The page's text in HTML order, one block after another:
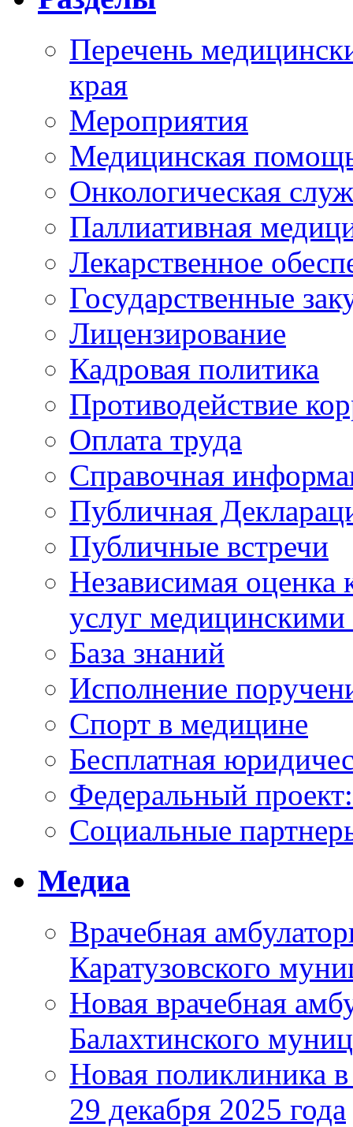
Перечень
края
Мероприятия
Медицинская
Онкологическая
Паллиативная
Лекарственное
Государственные
Лицензирование
Кадровая политика
Противодействие
Оплата труда
Справочная
Публичная
Публичные встречи
Независимая оценка
услуг
База знаний
Исполнение
Спорт в медицине
Бесплатная
Федеральный
Социальные
Медиа
Врачебная
Каратузовского
Новая врачебная
Балахтинского
Новая поликлиника
29 декабря 2025 года